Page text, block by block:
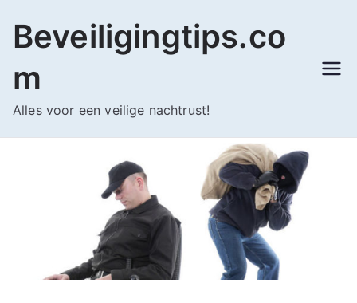
naar
inhoud
Beveiligingtips.co
m
Alles voor een veilige nachtrust!